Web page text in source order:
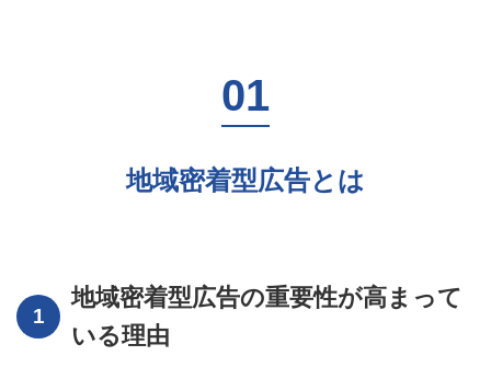
地域密着型広告とは
地域密着型広告の重要性が高まって
いる理由